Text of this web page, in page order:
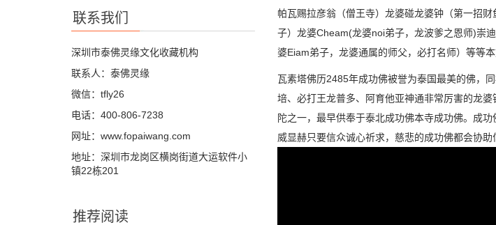
帕瓦赐拉彦翁（僧王寺）龙婆碰龙婆钟（第一招
子）龙婆Cheam(龙婆noi弟子，龙波爹之恩师)崇
婆Eiam弟子，龙婆通属的师父，必打名师）等等
瓦素塔佛历2485年成功佛被誉为泰国最美的佛，
培、必打王龙普多、阿育他亚神通非常厉害的龙
陀之一，最早供奉于泰北成功佛本寺成功佛。成
威显赫只要信众诚心祈求，慈悲的成功佛都会协
联系我们
深圳市泰佛灵缘文化收藏机构
联系人：泰佛灵缘
微信：tfly26
电话：400-806-7238
网址：www.fopaiwang.com
地址：深圳市龙岗区横岗街道大运软件小
镇22栋201
推荐阅读